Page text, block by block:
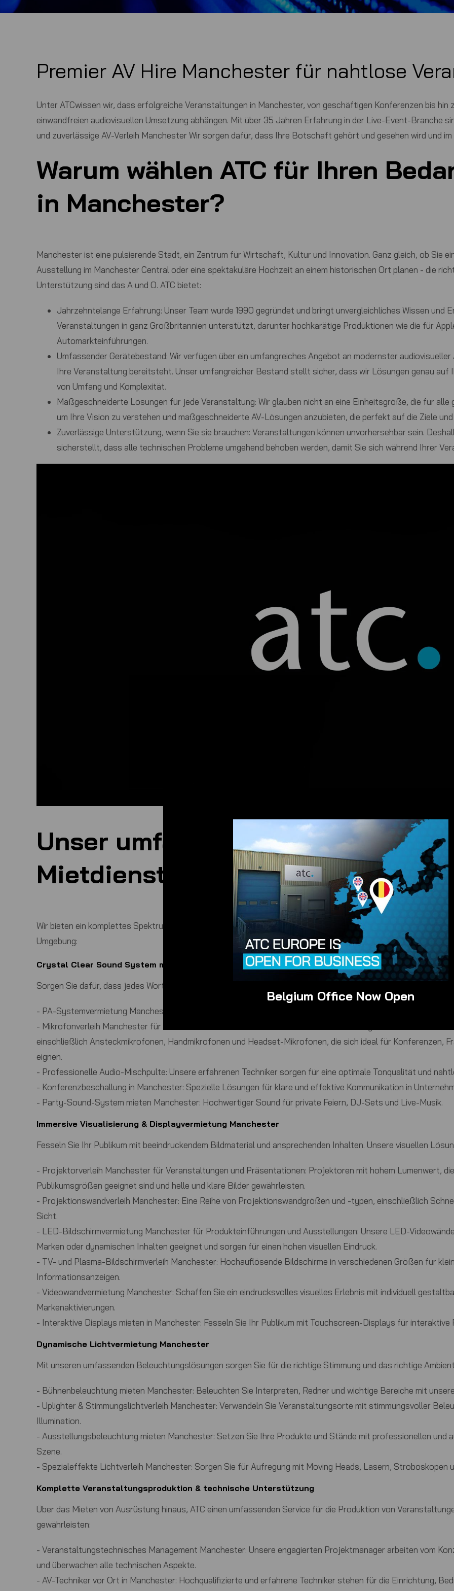
Premier AV Hire Manchester für nahtlose
Unter ATCwissen wir, dass erfolgreiche Veranstaltungen in Manchester, von geschäftigen Konferenzen bis hin
einwandfreien audiovisuellen Umsetzung abhängen. Mit über 35 Jahren Erfahrung in der Live-Event-Branche
und zuverlässige AV-Verleih Manchester Wir sorgen dafür, dass Ihre Botschaft gehört und gesehen wird und
Warum wählen ATC für Ihren
in Manchester?
Manchester ist eine pulsierende Stadt, ein Zentrum für Wirtschaft, Kultur und Innovation. Ganz gleich, ob Sie
Ausstellung im Manchester Central oder eine spektakuläre Hochzeit an einem historischen Ort planen - die
Unterstützung sind das A und O. ATC bietet:
Jahrzehntelange Erfahrung: Unser Team wurde 1990 gegründet und bringt unvergleichliches Wissen und
Veranstaltungen in ganz Großbritannien unterstützt, darunter hochkarätige Produktionen wie die für
Automarkteinführungen.
Umfassender Gerätebestand: Wir verfügen über ein umfangreiches Angebot an modernster
Ihre Veranstaltung bereitsteht. Unser umfangreicher Bestand stellt sicher, dass wir Lösungen genau auf
von Umfang und Komplexität.
Maßgeschneiderte Lösungen für jede Veranstaltung: Wir glauben nicht an eine Einheitsgröße, die für
um Ihre Vision zu verstehen und maßgeschneiderte AV-Lösungen anzubieten, die perfekt auf die Ziele
Zuverlässige Unterstützung, wenn Sie sie brauchen: Veranstaltungen können unvorhersehbar sein.
sicherstellt, dass alle technischen Probleme umgehend behoben werden, damit Sie sich während Ihrer
Unser umfangreiches Angebot an
Mietdienstleistungen in
Wir bieten ein komplettes Spektrum an audiovisueller Ausrüstung und technischer Unterstützung für eine
Umgebung:
Crystal Clear Sound System mieten Manchester
Sorgen Sie dafür, dass jedes Wort Ihrer Präsentation oder jeder Ton Ihres Auftritts perfekt ankommt. Wir bieten:
- PA-Systemvermietung Manchester:
Von kleinen Besprechungsräumen bis hin zu großen Auditorien haben
- Mikrofonverleih Manchester für Reden und Podiumsdiskussionen:
Wählen Sie aus einer großen Auswahl an
einschließlich Ansteckmikrofonen, Handmikrofonen und Headset-Mikrofonen, die sich ideal für Konferenzen,
eignen.
- Professionelle Audio-Mischpulte: Unsere erfahrenen Techniker sorgen für eine optimale Tonqualität und
- Konferenzbeschallung in Manchester: Spezielle Lösungen für klare und effektive Kommunikation in
- Party-Sound-System mieten Manchester: Hochwertiger Sound für private Feiern, DJ-Sets und Live-Musik.
Immersive Visualisierung & Displayvermietung Manchester
Fesseln Sie Ihr Publikum mit beeindruckendem Bildmaterial und ansprechenden Inhalten. Unsere visuellen
- Projektorverleih Manchester für Veranstaltungen und Präsentationen: Projektoren mit hohem Lumenwert,
Publikumsgrößen geeignet sind und helle und klare Bilder gewährleisten.
- Projektionswandverleih Manchester: Eine Reihe von Projektionswandgrößen und -typen, einschließlich
Sicht.
- LED-Bildschirmvermietung Manchester für Produkteinführungen und Ausstellungen: Unsere LED-
Marken oder dynamischen Inhalten geeignet und sorgen für einen hohen visuellen Eindruck.
- TV- und Plasma-Bildschirmverleih Manchester: Hochauflösende Bildschirme in verschiedenen Größen für
Informationsanzeigen.
- Videowandvermietung Manchester: Schaffen Sie ein eindrucksvolles visuelles Erlebnis mit individuell
Markenaktivierungen.
- Interaktive Displays mieten in Manchester: Fesseln Sie Ihr Publikum mit Touchscreen-Displays für
Dynamische Lichtvermietung Manchester
Mit unseren umfassenden Beleuchtungslösungen sorgen Sie für die richtige Stimmung und das richtige
- Bühnenbeleuchtung mieten Manchester: Beleuchten Sie Interpreten, Redner und wichtige Bereiche mit
- Uplighter & Stimmungslichtverleih Manchester: Verwandeln Sie Veranstaltungsorte mit stimmungsvoller
Illumination.
- Ausstellungsbeleuchtung mieten Manchester: Setzen Sie Ihre Produkte und Stände mit professionellen und
Szene.
- Spezialeffekte Lichtverleih Manchester: Sorgen Sie für Aufregung mit Moving Heads, Lasern, Stroboskopen
Komplette Veranstaltungsproduktion & technische Unterstützung
Über das Mieten von Ausrüstung hinaus, ATC einen umfassenden Service für die Produktion von
gewährleisten:
- Veranstaltungstechnisches Management Manchester: Unsere engagierten Projektmanager arbeiten vom
und überwachen alle technischen Aspekte.
- AV-Techniker vor Ort in Manchester: Hochqualifizierte und erfahrene Techniker stehen für die Einrichtung,
Belgium Office Now Open